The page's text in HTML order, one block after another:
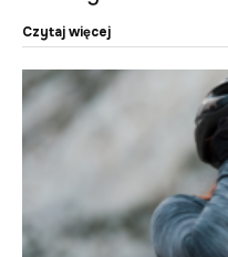
Czytaj więcej